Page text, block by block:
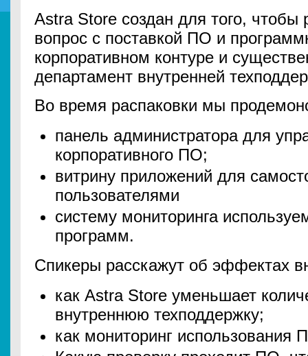
Astra Store создан для того,
вопрос с поставкой ПО и
корпоративном контуре и
департамент внутренней
Во время распаковки мы
панель администратора для
корпоративного ПО;
витрину приложений для
пользователями
систему мониторинга
программ.
Спикеры расскажут об эффектах
как Astra Store уменьшает
внутреннюю техподдержку;
как мониторинг